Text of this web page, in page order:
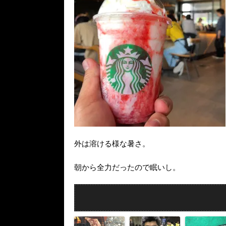
外は溶ける様な暑さ。
朝から全力だったので眠いし。